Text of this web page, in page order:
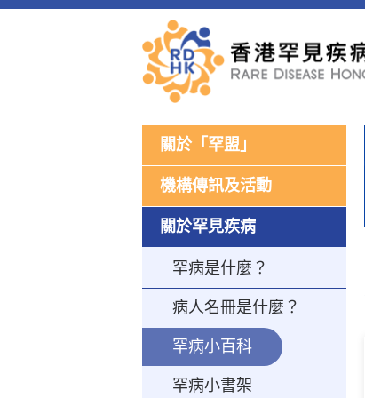
關於「罕盟」
機構傳訊及活動
關於罕見疾病
罕病是什麼？
病人名冊是什麼？
罕病小百科
罕病小書架